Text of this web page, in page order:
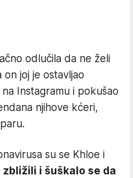
odlučila da ne želi
on joj je ostavljao
Instagramu i pokušao
njihove kćeri,
su se Khloe i
zbližili i šuškalo se da